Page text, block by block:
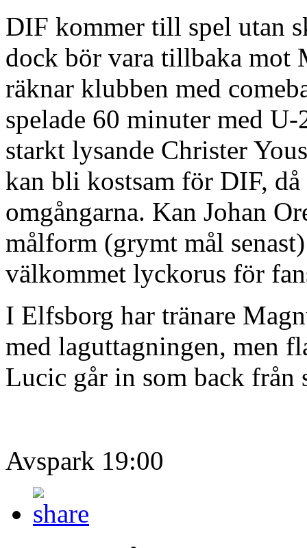
DIF kommer till spel utan
dock bör vara tillbaka mot
räknar klubben med
spelade 60 minuter med
starkt lysande Christer
kan bli kostsam för DIF,
omgångarna. Kan Johan
målform (grymt mål
välkommet lyckorus för
I Elfsborg har tränare
med laguttagningen, men
Lucic går in som back från
Avspark 19:00